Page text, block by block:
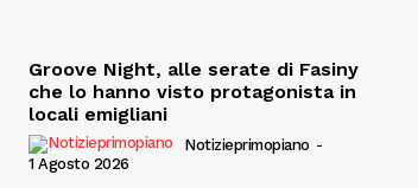
Groove Night, alle serate di Fasiny
che lo hanno visto protagonista in
locali emigliani
Notizieprimopiano -
1 Agosto 2026